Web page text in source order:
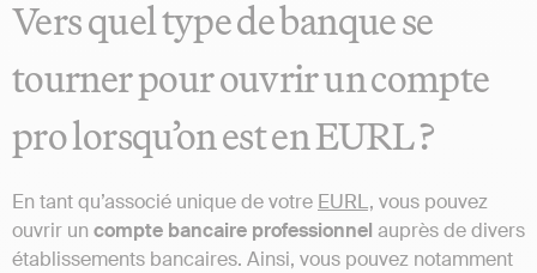
Vers quel type de banque se
tourner pour ouvrir un compte
pro lorsqu’on est en EURL ?
En tant qu’associé unique de votre EURL, vous pouvez
ouvrir un compte bancaire professionnel auprès de divers
établissements bancaires. Ainsi, vous pouvez notamment